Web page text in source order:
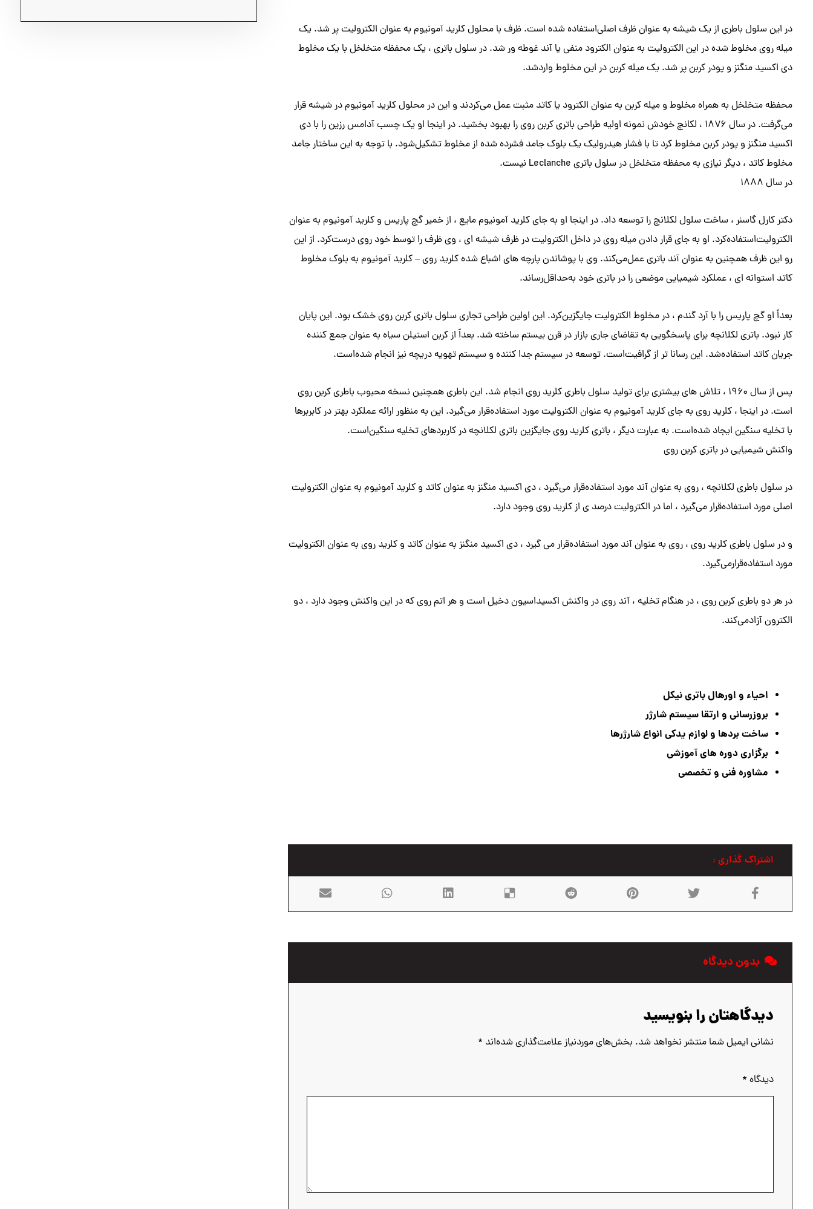
در این سلول باطری از یک شیشه به عنوان ظرف اصلی‌استفاده شده است. ظرف با محلول کلرید آمونیوم به عنوان الکترولیت پر شد. یک
میله روی مخلوط شده در این الکترولیت به عنوان الکترود منفی یا آند غوطه ور شد. در سلول باتری ، یک محفظه متخلخل با یک مخلوط
دی اکسید منگنز و پودر کربن پر شد. یک میله کربن در این مخلوط واردشد.
محفظه متخلخل به همراه مخلوط و میله کربن به عنوان الکترود یا کاتد مثبت عمل می‌کردند و این در محلول کلرید آمونیوم در شیشه قرار
می‌گرفت. در سال ۱۸۷۶ ، لکانچ خودش نمونه اولیه طراحی باتری کربن روی را بهبود بخشید. در اینجا او یک چسب آدامس رزین را با دی
اکسید منگنز و پودر کربن مخلوط کرد تا با فشار هیدرولیک یک بلوک جامد فشرده شده از مخلوط تشکیل‌شود. با توجه به این ساختار جامد
مخلوط کاتد ، دیگر نیازی به محفظه متخلخل در سلول باتری Leclanche نیست.
در سال ۱۸۸۸
دکتر کارل گاسنر ، ساخت سلول لکلانچ را توسعه داد. در اینجا او به جای کلرید آمونیوم مایع ، از خمیر گچ پاریس و کلرید آمونیوم به عنوان
الکترولیت‌استفاده‌کرد. او به جای قرار دادن میله روی در داخل الکترولیت در ظرف شیشه ای ، وی ظرف را توسط خود روی درست‌کرد. از این
رو این ظرف همچنین به عنوان آند باتری عمل‌می‌کند. وی با پوشاندن پارچه های اشباع شده کلرید روی – کلرید آمونیوم به بلوک مخلوط
کاتد استوانه ای ، عملکرد شیمیایی موضعی را در باتری خود به‌حداقل‌رساند.
بعداً او گچ پاریس را با آرد گندم ، در مخلوط الکترولیت جایگزین‌کرد. این اولین طراحی تجاری سلول باتری کربن روی خشک بود. این پایان
کار نبود. باتری لکلانچه برای پاسخگویی به تقاضای جاری بازار در قرن بیستم ساخته شد. بعداً از کربن استیلن سیاه به عنوان جمع کننده
جریان کاتد استفاده‌شد. این رسانا تر از گرافیت‌است. توسعه در سیستم جدا کننده و سیستم تهویه دریچه نیز انجام شده‌است.
پس از سال ۱۹۶۰ ، تلاش های بیشتری برای تولید سلول باطری کلرید روی انجام شد. این باطری همچنین نسخه محبوب باطری کربن روی
است. در اینجا ، کلرید روی به جای کلرید آمونیوم به عنوان الکترولیت مورد استفاده‌قرار می‌گیرد. این به منظور ارائه عملکرد بهتر در کابربرها
با تخلیه سنگین ایجاد شده‌است. به عبارت دیگر ، باتری کلرید روی جایگزین باتری لکلانچه در کاربردهای تخلیه سنگین‌است.
واکنش شیمیایی در باتری کربن روی
در سلول باطری لکلانچه ، روی به عنوان آند مورد استفاده‌قرار می‌گیرد ، دی اکسید منگنز به عنوان کاتد و کلرید آمونیوم به عنوان الکترولیت
اصلی مورد استفاده‌قرار می‌گیرد ، اما در الکترولیت درصد ی از کلرید روی وجود دارد.
و در سلول باطری کلرید روی ، روی به عنوان آند مورد استفاده‌قرار می گیرد ، دی اکسید منگنز به عنوان کاتد و کلرید روی به عنوان الکترولیت
مورد استفاده‌قرار‌می‌گیرد.
در هر دو باطری کربن روی ، در هنگام تخلیه ، آند روی در واکنش اکسیداسیون دخیل است و هر اتم روی که در این واکنش وجود دارد ، دو
الکترون آزاد‌می‌کند.
احیاء و اورهال باتری نیکل
بروزرسانی و ارتقا سیستم شارژر
ساخت بردها و لوازم یدکی انواع شارژرها
برگزاری دوره های آموزشی
مشاوره فنی و تخصصی
بدون دیدگاه
دیدگاهتان را بنویسید
نشانی ایمیل شما منتشر نخواهد شد. بخش‌های موردنیاز علامت‌گذاری شده‌اند *
دیدگاه *